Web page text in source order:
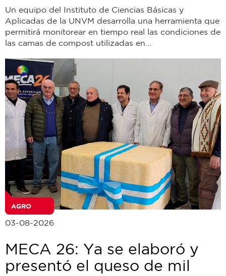
Un equipo del Instituto de Ciencias Básicas y
Aplicadas de la UNVM desarrolla una herramienta que
permitirá monitorear en tiempo real las condiciones de
las camas de compost utilizadas en...
AGRO
03-08-2026
MECA 26: Ya se elaboró y
presentó el queso de mil